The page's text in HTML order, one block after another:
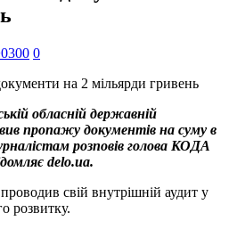
0
обласній державній
пропажу документів на суму в
розповів голова КОДА
delo.ua.
свій внутрішній аудит у
розвитку.